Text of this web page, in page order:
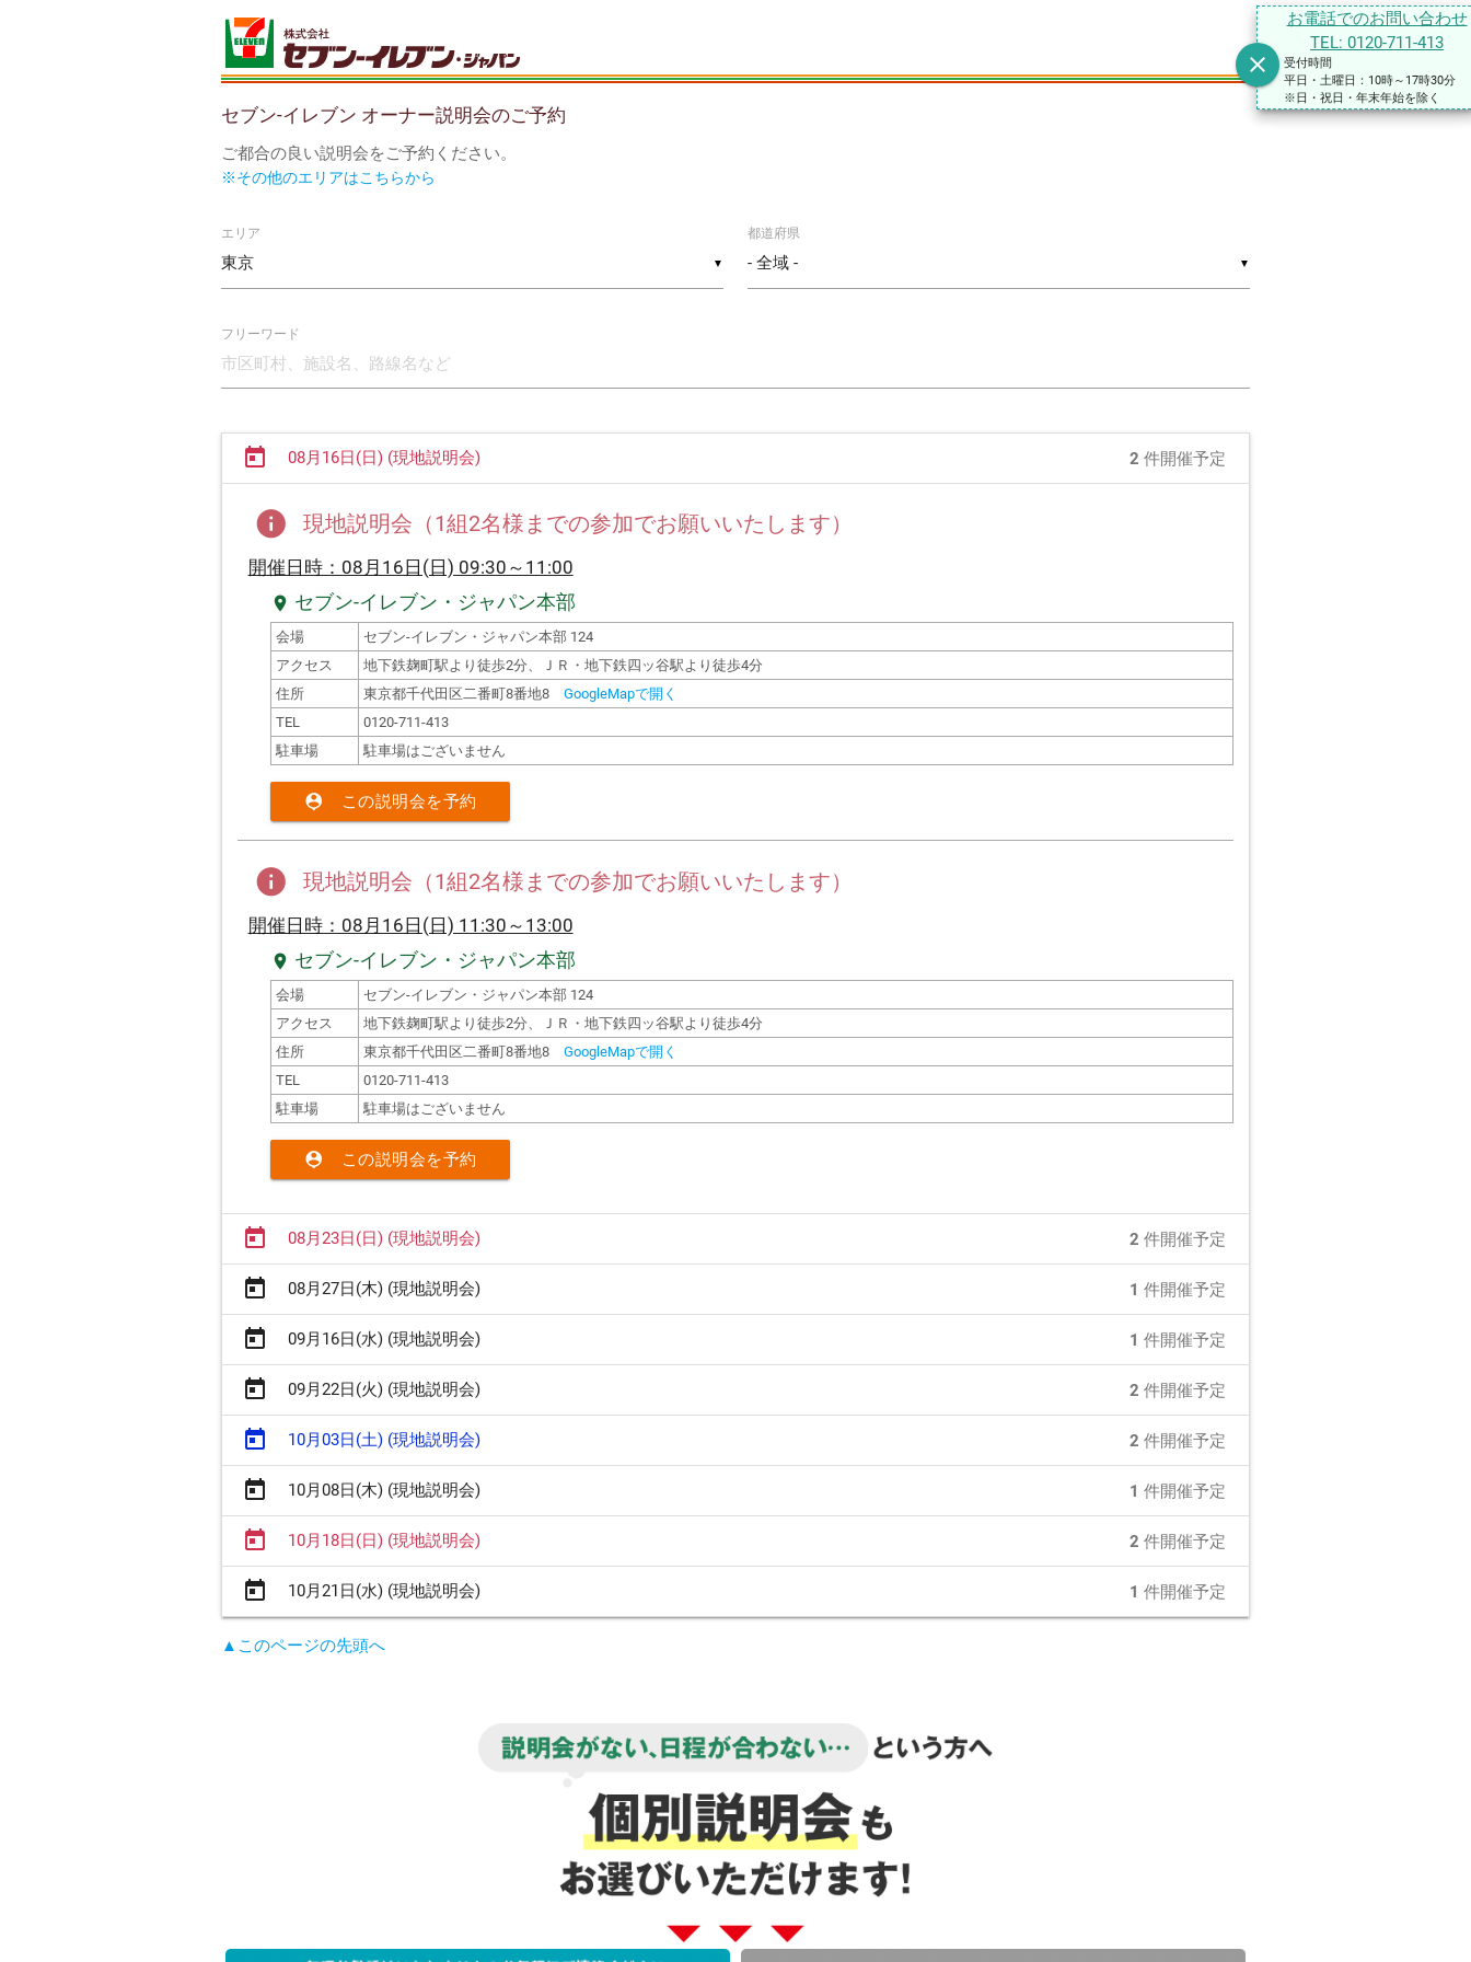
セブン-イレブン オーナー説明会のご予約
ご都合の良い説明会をご予約ください。
※その他のエリアはこちらから
▼
エリア
▼
都道府県
フリーワード
2 件開催予定
today 08月16日(日) (現地説明会)
info 現地説明会（1組2名様までの参加でお願いいたします）
開催日時：08月16日(日) 09:30～11:00
location_on セブン-イレブン・ジャパン本部
会場
セブン-イレブン・ジャパン本部 124
アクセス
地下鉄麹町駅より徒歩2分、ＪＲ・地下鉄四ッ谷駅より徒歩4分
住所
東京都千代田区二番町8番地8
GoogleMapで開く
TEL
0120-711-413
駐車場
駐車場はございません
person_pin この説明会を予約
info 現地説明会（1組2名様までの参加でお願いいたします）
開催日時：08月16日(日) 11:30～13:00
location_on セブン-イレブン・ジャパン本部
会場
セブン-イレブン・ジャパン本部 124
アクセス
地下鉄麹町駅より徒歩2分、ＪＲ・地下鉄四ッ谷駅より徒歩4分
住所
東京都千代田区二番町8番地8
GoogleMapで開く
TEL
0120-711-413
駐車場
駐車場はございません
person_pin この説明会を予約
2 件開催予定
today 08月23日(日) (現地説明会)
1 件開催予定
today 08月27日(木) (現地説明会)
1 件開催予定
today 09月16日(水) (現地説明会)
2 件開催予定
today 09月22日(火) (現地説明会)
2 件開催予定
today 10月03日(土) (現地説明会)
1 件開催予定
today 10月08日(木) (現地説明会)
2 件開催予定
today 10月18日(日) (現地説明会)
1 件開催予定
today 10月21日(水) (現地説明会)
▲このページの先頭へ
close
お電話でのお問い合わせ
TEL: 0120-711-413
受付時間
平日・土曜日：10時～17時30分
※日・祝日・年末年始を除く